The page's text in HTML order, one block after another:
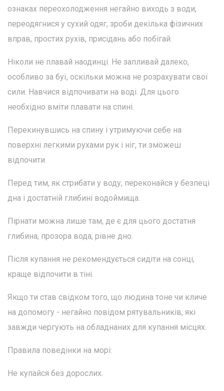
ознаках переохолодження негайно виходь з води,
переодягнися у сухий одяг, зроби декілька фізичних
вправ, простих рухів, присідань або побігай.
Ніколи не плавай наодинці. Не запливай далеко,
особливо за буї, оскільки можна не розрахувати свої
сили. Навчися відпочивати на воді. Для цього
необхідно вміти плавати на спині.
Перекинувшись на спину і утримуючи себе на
поверхні легкими рухами рук і ніг, ти зможеш
відпочити.
Перед тим, як стрибати у воду, переконайся у безпеці
дна і достатній глибині водоймища.
Пірнати можна лише там, де є для цього достатня
глибина, прозора вода, рівне дно.
Після купання не рекомендується сидіти на сонці,
краще відпочити в тіні.
Якщо ти став свідком того, що людина тоне чи кличе
на допомогу - негайно повідом рятувальників, які
завжди чергують на обладнаних для купання місцях.
Правила поведінки на морі:
Не купайся без дорослих.